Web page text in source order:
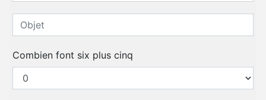
Combien font six plus cinq